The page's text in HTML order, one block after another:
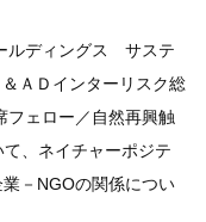
ルディングス サステ
ＡＤインターリスク総
ェロー／自然再興触
、 ネイチャーポジテ
－NGOの関係につい